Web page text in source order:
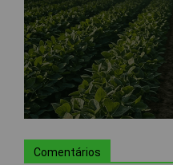
Comentários